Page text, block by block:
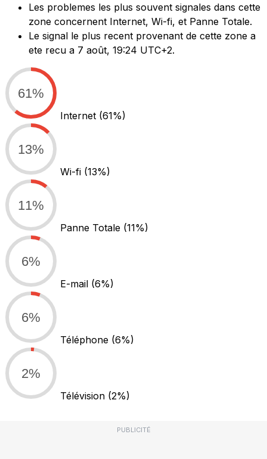
Les problemes les plus souvent signales dans cette
zone concernent Internet, Wi-fi, et Panne Totale.
Le signal le plus recent provenant de cette zone a
ete recu a 7 août, 19:24 UTC+2.
61%
Internet (61%)
13%
Wi-fi (13%)
11%
Panne Totale (11%)
6%
E-mail (6%)
6%
Téléphone (6%)
2%
Télévision (2%)
PUBLICITÉ